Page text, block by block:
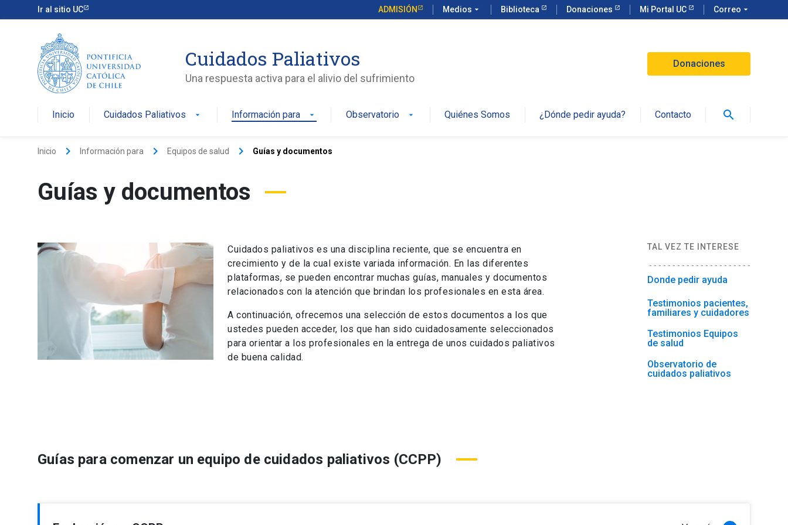
Ir al sitio UC ADMISIÓN Medios arrow_drop_down Biblioteca Donaciones Mi Portal UC Correo arrow_drop_down
Cuidados Paliativos
Una respuesta activa para el alivio del sufrimiento
Donaciones
Inicio Cuidados Paliativos arrow_drop_down Información para arrow_drop_down Observatorio arrow_drop_down Quiénes Somos ¿Dónde pedir ayuda? Contacto search
Inicio keyboard_arrow_right Información para keyboard_arrow_right Equipos de salud keyboard_arrow_right Guías y documentos
Guías y documentos
Cuidados paliativos es una disciplina reciente, que se encuentra en
crecimiento y de la cual existe variada información. En las diferentes
plataformas, se pueden encontrar muchas guías, manuales y documentos
relacionados con la atención que brindan los profesionales en esta área.
A continuación, ofrecemos una selección de estos documentos a los que
ustedes pueden acceder, los que han sido cuidadosamente seleccionados
para orientar a los profesionales en la entrega de unos cuidados paliativos
de buena calidad.
TAL VEZ TE INTERESE
Donde pedir ayuda
Testimonios pacientes,
familiares y cuidadores
Testimonios Equipos
de salud
Observatorio de
cuidados paliativos
Guías para comenzar un equipo de cuidados paliativos (CCPP)